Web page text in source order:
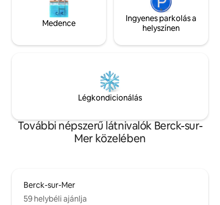
Medence
Ingyenes parkolás a
helyszínen
Légkondicionálás
További népszerű látnivalók Berck-sur-
Mer közelében
Berck-sur-Mer
59 helybéli ajánlja